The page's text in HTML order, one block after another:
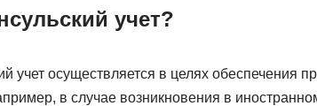
учет?
учет осуществляется в целях обеспечения
в случае возникновения в